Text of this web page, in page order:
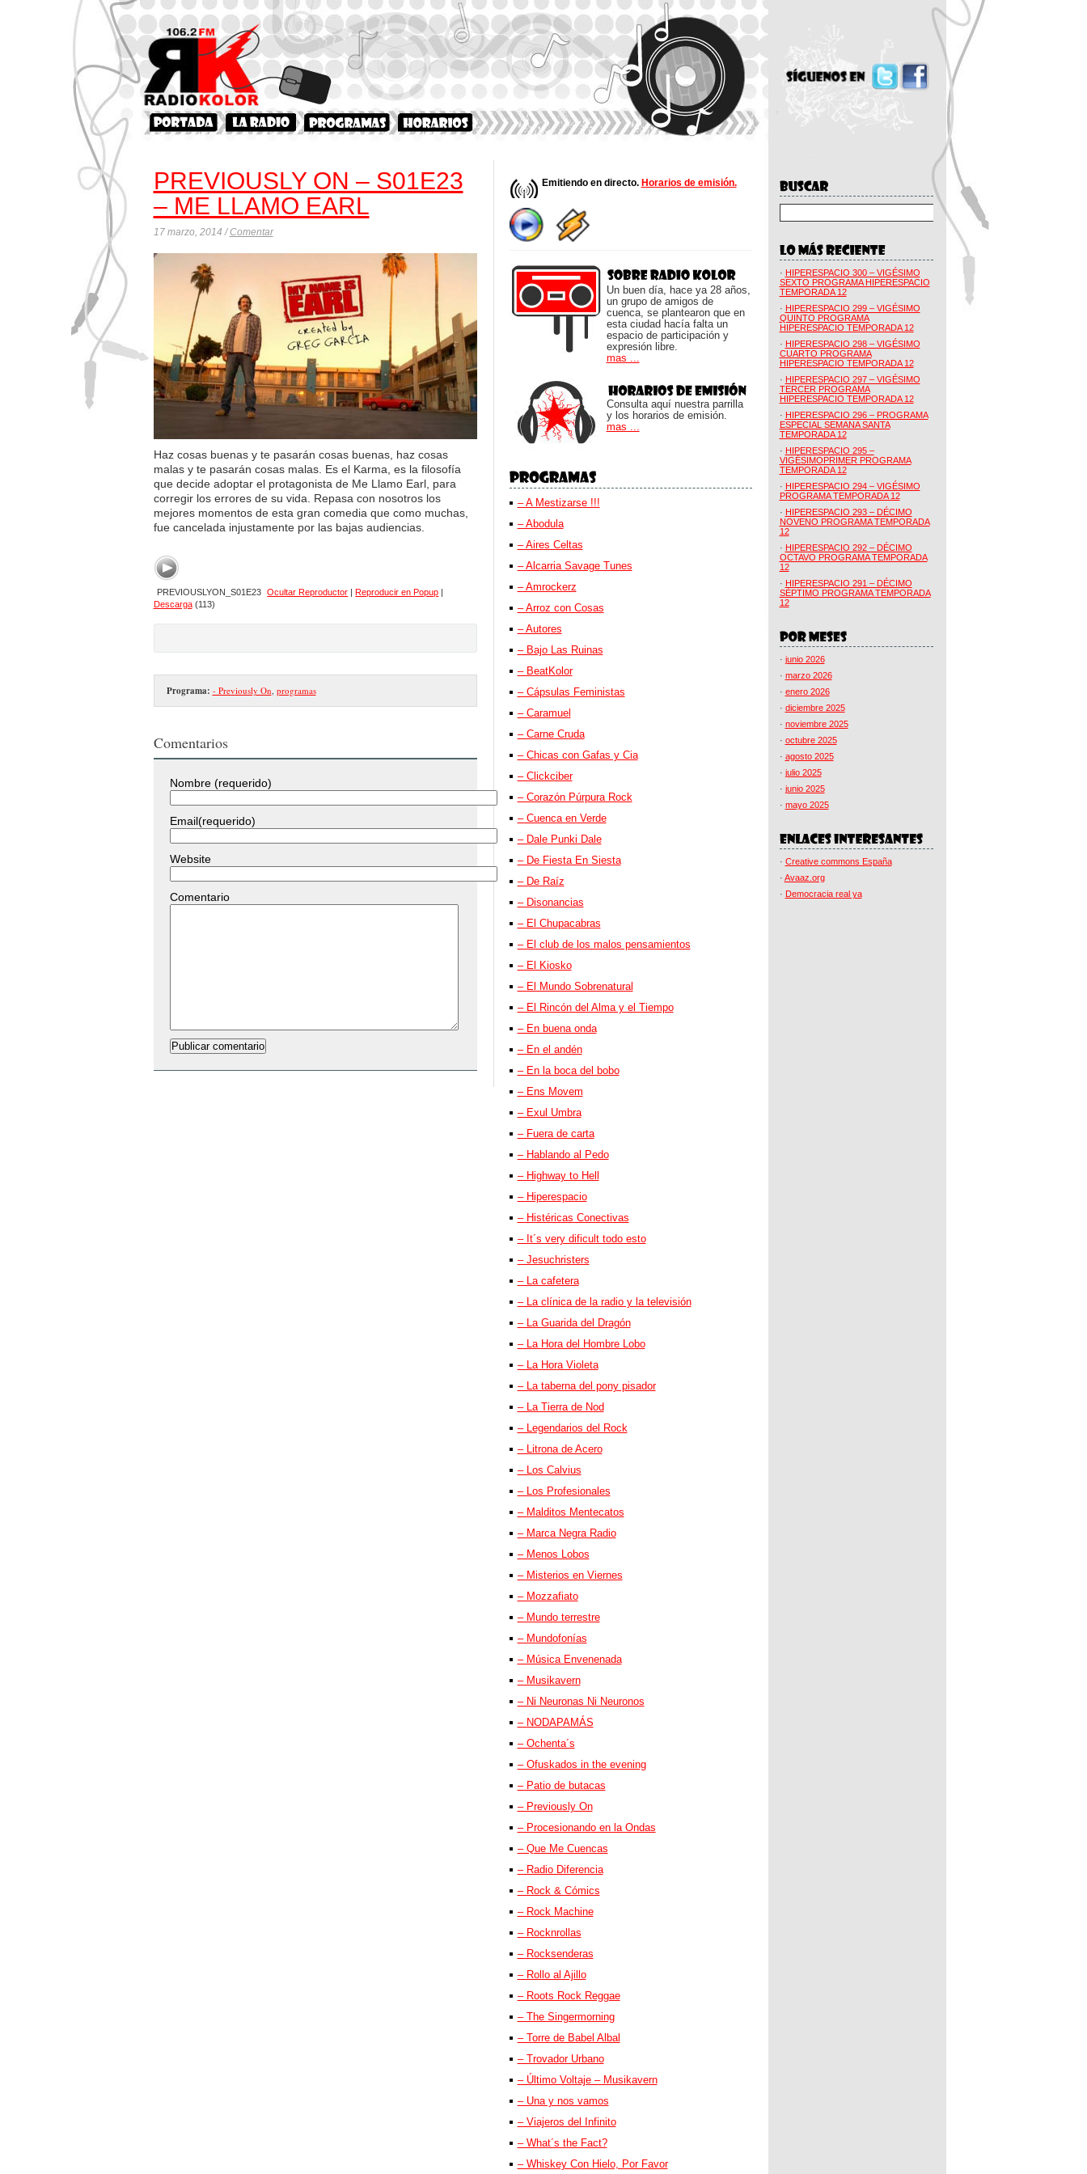
PREVIOUSLY ON – S01E23
– ME LLAMO EARL
17 marzo, 2014 /Comentar
Haz cosas buenas y te pasarán cosas buenas, haz cosas
malas y te pasarán cosas malas. Es el Karma, es la filosofía
que decide adoptar el protagonista de Me Llamo Earl, para
corregir los errores de su vida. Repasa con nosotros los
mejores momentos de esta gran comedia que como muchas,
fue cancelada injustamente por las bajas audiencias.
PREVIOUSLYON_S01E23 Ocultar Reproductor |Reproducir en Popup |
Descarga(113)
Programa: - Previously On programas
Comentarios
Nombre (requerido)
Email(requerido)
Website
Comentario
Emitiendo en directo. Horarios de emisión.
Un buen día, hace ya 28 años,
un grupo de amigos de
cuenca, se plantearon que en
esta ciudad hacía falta un
espacio de participación y
expresión libre.
mas ...
Consulta aquí nuestra parrilla
y los horarios de emisión.
mas ...
– A Mestizarse !!!
– Abodula
– Aires Celtas
– Alcarria Savage Tunes
– Amrockerz
– Arroz con Cosas
– Autores
– Bajo Las Ruinas
– BeatKolor
– Cápsulas Feministas
– Caramuel
– Carne Cruda
– Chicas con Gafas y Cia
– Clickciber
– Corazón Púrpura Rock
– Cuenca en Verde
– Dale Punki Dale
– De Fiesta En Siesta
– De Raíz
– Disonancias
– El Chupacabras
– El club de los malos pensamientos
– El Kiosko
– El Mundo Sobrenatural
– El Rincón del Alma y el Tiempo
– En buena onda
– En el andén
– En la boca del bobo
– Ens Movem
– Exul Umbra
– Fuera de carta
– Hablando al Pedo
– Highway to Hell
– Hiperespacio
– Histéricas Conectivas
– It´s very dificult todo esto
– Jesuchristers
– La cafetera
– La clínica de la radio y la televisión
– La Guarida del Dragón
– La Hora del Hombre Lobo
– La Hora Violeta
– La taberna del pony pisador
– La Tierra de Nod
– Legendarios del Rock
– Litrona de Acero
– Los Calvius
– Los Profesionales
– Malditos Mentecatos
– Marca Negra Radio
– Menos Lobos
– Misterios en Viernes
– Mozzafiato
– Mundo terrestre
– Mundofonías
– Música Envenenada
– Musikavern
– Ni Neuronas Ni Neuronos
– NODAPAMÁS
– Ochenta´s
– Ofuskados in the evening
– Patio de butacas
– Previously On
– Procesionando en la Ondas
– Que Me Cuencas
– Radio Diferencia
– Rock & Cómics
– Rock Machine
– Rocknrollas
– Rocksenderas
– Rollo al Ajillo
– Roots Rock Reggae
– The Singermorning
– Torre de Babel Albal
– Trovador Urbano
– Último Voltaje – Musikavern
– Una y nos vamos
– Viajeros del Infinito
– What´s the Fact?
– Whiskey Con Hielo, Por Favor
· HIPERESPACIO 300 – VIGÉSIMO
SEXTO PROGRAMA HIPERESPACIO
TEMPORADA 12
· HIPERESPACIO 299 – VIGÉSIMO
QUINTO PROGRAMA
HIPERESPACIO TEMPORADA 12
· HIPERESPACIO 298 – VIGÉSIMO
CUARTO PROGRAMA
HIPERESPACIO TEMPORADA 12
· HIPERESPACIO 297 – VIGÉSIMO
TERCER PROGRAMA
HIPERESPACIO TEMPORADA 12
· HIPERESPACIO 296 – PROGRAMA
ESPECIAL SEMANA SANTA
TEMPORADA 12
· HIPERESPACIO 295 –
VIGÉSIMOPRIMER PROGRAMA
TEMPORADA 12
· HIPERESPACIO 294 – VIGÉSIMO
PROGRAMA TEMPORADA 12
· HIPERESPACIO 293 – DÉCIMO
NOVENO PROGRAMA TEMPORADA
12
· HIPERESPACIO 292 – DÉCIMO
OCTAVO PROGRAMA TEMPORADA
12
· HIPERESPACIO 291 – DÉCIMO
SÉPTIMO PROGRAMA TEMPORADA
12
· junio 2026
· marzo 2026
· enero 2026
· diciembre 2025
· noviembre 2025
· octubre 2025
· agosto 2025
· julio 2025
· junio 2025
· mayo 2025
· Creative commons España
· Avaaz.org
· Democracia real ya